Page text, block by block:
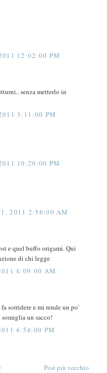
12:02:00 PM
senza metterlo in
3:11:00 PM
10:20:00 PM
2011 2:56:00 AM
e quel buffo origami. Qui
di chi legge
4:09:00 AM
sorridere e mi rende un po'
un sacco!
4:54:00 PM
Post più vecchio